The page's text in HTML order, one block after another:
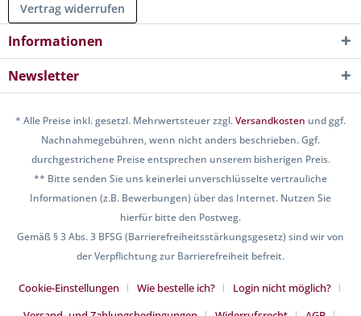
Vertrag widerrufen
Informationen
Newsletter
* Alle Preise inkl. gesetzl. Mehrwertsteuer zzgl.Versandkosten und ggf.
Nachnahmegebühren, wenn nicht anders beschrieben. Ggf.
durchgestrichene Preise entsprechen unserem bisherigen Preis.
** Bitte senden Sie uns keinerlei unverschlüsselte vertrauliche
Informationen (z.B. Bewerbungen) über das Internet. Nutzen Sie
hierfür bitte den Postweg.
Gemäß § 3 Abs. 3 BFSG (Barrierefreiheitsstärkungsgesetz) sind wir von
der Verpflichtung zur Barrierefreiheit befreit.
Cookie-Einstellungen Wie bestelle ich?
Login nicht möglich?